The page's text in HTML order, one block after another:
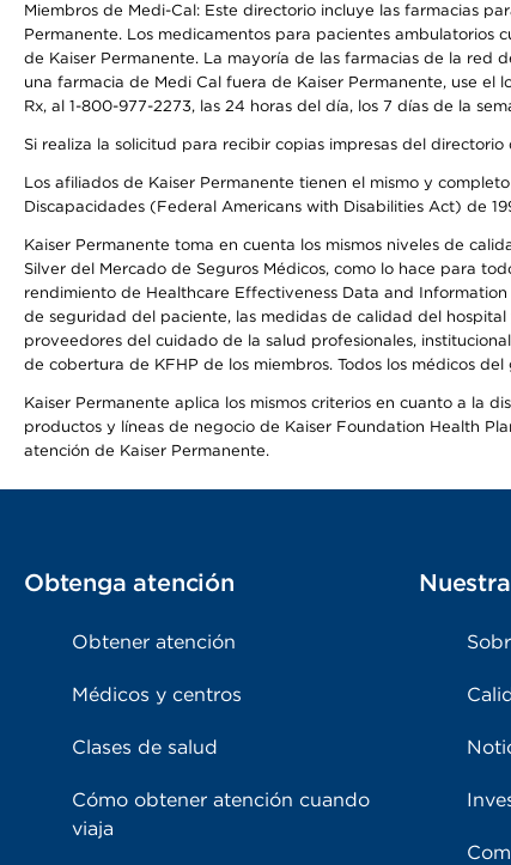
Miembros de Medi-Cal: Este directorio incluye las farmacias
Permanente. Los medicamentos para pacientes ambulatorios
de Kaiser Permanente. La mayoría de las farmacias de la red
una farmacia de Medi Cal fuera de Kaiser Permanente, use el
Rx, al 1-800-977-2273, las 24 horas del día, los 7 días de la
Si realiza la solicitud para recibir copias impresas del
Los afiliados de Kaiser Permanente tienen el mismo y
Discapacidades (Federal Americans with Disabilities Act) de
Kaiser Permanente toma en cuenta los mismos niveles de
Silver del Mercado de Seguros Médicos, como lo hace para
rendimiento de Healthcare Effectiveness Data and
de seguridad del paciente, las medidas de calidad del
proveedores del cuidado de la salud profesionales,
de cobertura de KFHP de los miembros. Todos los médicos
Kaiser Permanente aplica los mismos criterios en cuanto a la
productos y líneas de negocio de Kaiser Foundation Health
atención de Kaiser Permanente.
Obtenga atención
Obtener atención
Médicos y centros
Clases de salud
Cómo obtener atención cuando
viaja